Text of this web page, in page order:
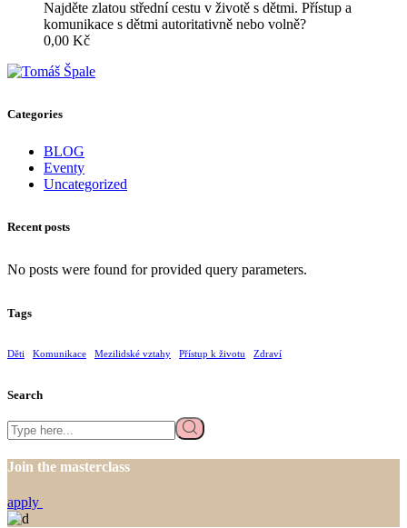
Najděte zlatou střední cestu v životě s dětmi. Přístup a
komunikace s dětmi autoritativně nebo volně?
0,00 Kč
Categories
BLOG
Eventy
Uncategorized
Recent posts
No posts were found for provided query parameters.
Tags
Děti Komunikace Mezilidské vztahy Přístup k životu Zdraví
Search
Search
Join the masterclass
apply